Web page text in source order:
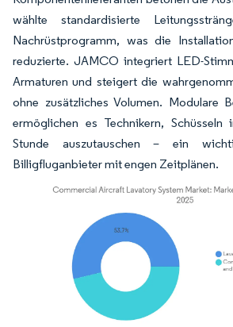
wählte standardisierte
Nachrüstprogramm, was die
reduzierte. JAMCO integriert LED-
Armaturen und steigert die
ohne zusätzliches Volumen. Modulare
ermöglichen es Technikern,
Stunde auszutauschen – ein
Billigfluganbieter mit engen Zeitplänen.